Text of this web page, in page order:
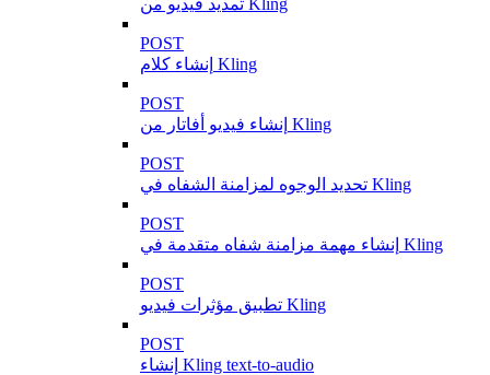
POST
إنشاء كلام Kling
POST
إنشاء فيديو أفاتار من Kling
POST
تحديد الوجوه لمزامنة الشفاه في Kling
POST
إنشاء مهمة مزامنة شفاه متقدمة في Kling
POST
تطبيق مؤثرات فيديو Kling
POST
إنشاء Kling text-to-audio